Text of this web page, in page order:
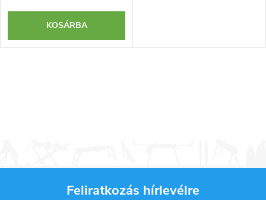
KOSÁRBA
Feliratkozás hírlevélre